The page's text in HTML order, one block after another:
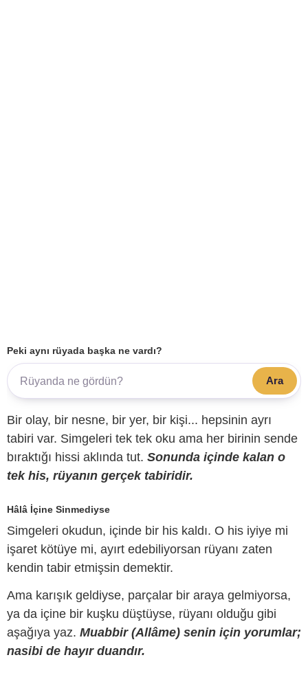
Peki aynı rüyada başka ne vardı?
Ara
Bir olay, bir nesne, bir yer, bir kişi... hepsinin ayrı
tabiri var. Simgeleri tek tek oku ama her birinin sende
bıraktığı hissi aklında tut. Sonunda içinde kalan o
tek his, rüyanın gerçek tabiridir.
Hâlâ İçine Sinmediyse
Simgeleri okudun, içinde bir his kaldı. O his iyiye mi
işaret kötüye mi, ayırt edebiliyorsan rüyanı zaten
kendin tabir etmişsin demektir.
Ama karışık geldiyse, parçalar bir araya gelmiyorsa,
ya da içine bir kuşku düştüyse, rüyanı olduğu gibi
aşağıya yaz. Muabbir (Allâme) senin için yorumlar;
nasibi de hayır duandır.